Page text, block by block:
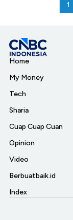
1
Home
My Money
Tech
Sharia
Cuap Cuap Cuan
Opinion
Video
Berbuatbaik.id
Index